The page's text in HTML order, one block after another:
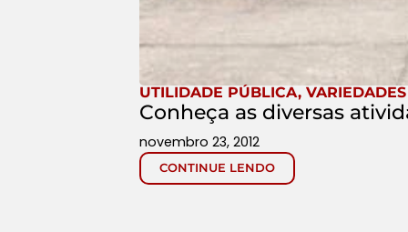
UTILIDADE PÚBLICA, VARIEDADES
Conheça as diversas
CONTINUE LENDO
novembro 23, 2012